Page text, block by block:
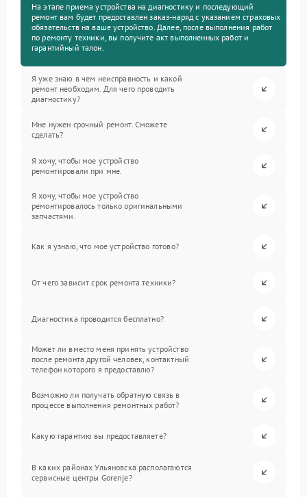
На этапе приема устройства на диагностику и последующий
ремонт вам будет предоставлен заказ-наряд с указанием страховых
обязательств на ваше устройство. Далее, после выполнения работ
по ремонту техники, вы получите акт выполненных работ и
гарантийный талон.
Я уже знаю в чем неисправность и какой
ремонт необходим. Для чего проводить
диагностику?
Мне нужен срочный ремонт. Сможете
сделать?
Я хочу, чтобы мое устройство
ремонтировали при мне.
Я хочу, чтобы мое устройство
ремонтировалось только оригинальными
запчастями.
Как я узнаю, что мое устройство готово?
От чего зависит срок ремонта техники?
Диагностика проводится бесплатно?
Может ли вместо меня принять устройство
после ремонта другой человек, контактный
телефон которого я предоставлю?
Возможно ли получать обратную связь в
процессе выполнения ремонтных работ?
Какую гарантию вы предоставляете?
В каких районах Ульяновска располагаются
сервисные центры Gorenje?